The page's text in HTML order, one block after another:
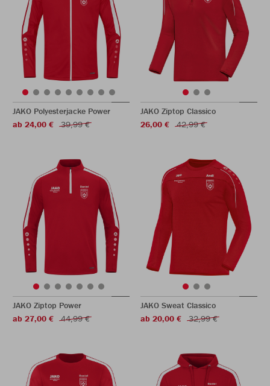
JAKO Polyesterjacke Power
ab 24,00 €
39,99 €
JAKO Ziptop Classico
26,00 €
42,99 €
JAKO Ziptop Power
ab 27,00 €
44,99 €
JAKO Sweat Classico
ab 20,00 €
32,99 €